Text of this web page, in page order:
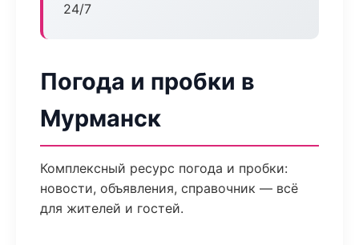
24/7
Погода и пробки в
Мурманск
Комплексный ресурс погода и пробки:
новости, объявления, справочник — всё
для жителей и гостей.